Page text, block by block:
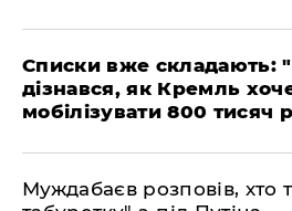
Списки вже складають:
дізнався, як Кремль
мобілізувати 800 тисяч
Муждабаєв розповів, хто